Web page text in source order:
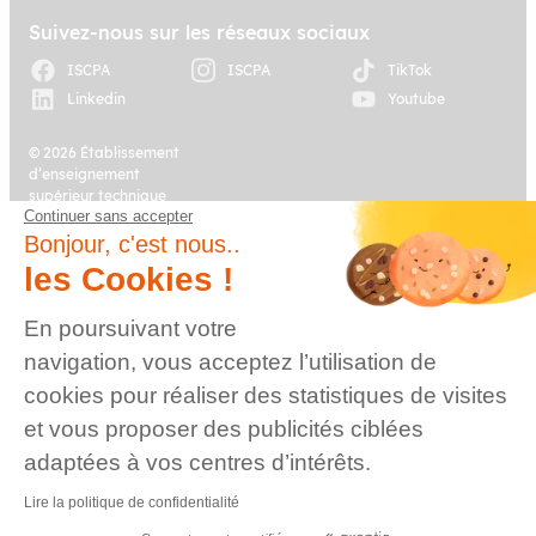
c’est bien plus qu’un festival : c’est
un terrain de jeu professionnel, une
immersion totale dans l’écosystème
culturel et médiatique, et une
expérience formatrice inoubliable.
Suivez-nous sur les réseaux sociaux
ISCPA ISCPA
TikTok
Linkedin
Youtube
© 2026 Établissement
d’enseignement
supérieur technique
privé, Association à
but non lucratif –
Groupe IGENSIA
Education – Mise à jour
Plan du site Mentions légales
Charte des données
personnelles
Contact
Continuer sans accepter
Bonjour, c'est nous..
les Cookies !
En poursuivant votre
navigation, vous acceptez l’utilisation de
cookies pour réaliser des statistiques de visites
et vous proposer des publicités ciblées
adaptées à vos centres d’intérêts.
Lire la politique de confidentialité